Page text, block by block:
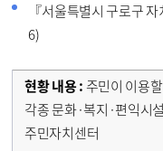
『서울특별시 구로구
6)
주민이 이용
각종 문화·복지·편익시
주민자치센터